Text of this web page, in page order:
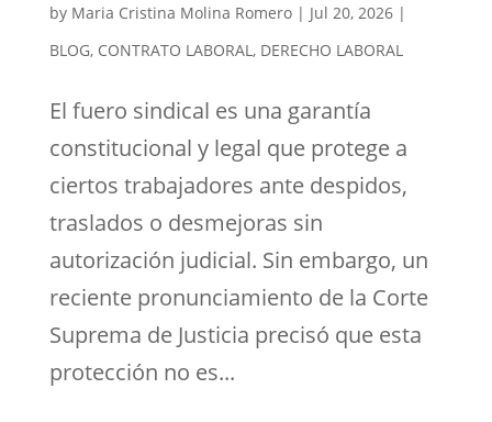
by Maria Cristina Molina Romero| Jul 20, 2026|
BLOG, CONTRATO LABORAL, DERECHO LABORAL
El fuero sindical es una garantía
constitucional y legal que protege a
ciertos trabajadores ante despidos,
traslados o desmejoras sin
autorización judicial. Sin embargo, un
reciente pronunciamiento de la Corte
Suprema de Justicia precisó que esta
protección no es...